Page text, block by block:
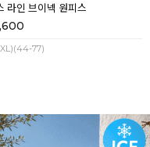
라인 브이넥 원피스
77)